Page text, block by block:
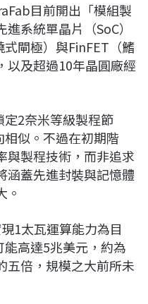
目前開出「模組製
系統單晶片（SoC）
式閘極）與FinFET（鰭
以及超過10年晶圓廠經
2奈米等級製程節
似。不過在初期階
與製程技術，而非追求
涵蓋先進封裝與記憶體
。
1太瓦運算能力為目
高達5兆美元，約為
五倍，規模之大前所未